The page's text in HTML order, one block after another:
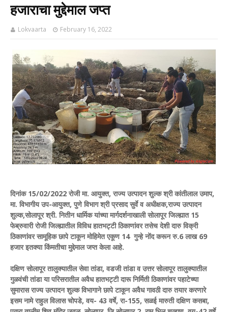
हजाराचा मुद्देमाल जप्त
Lokvaarta February 16, 2022
दिनांक 15/02/2022 रोजी मा. आयुक्त, राज्य उत्पादन शुल्क श्री कांतीलाल उमाप,
मा. विभागीय उप-आयुक्त, पुणे विभाग श्री प्रसाद सुर्वे व अधीक्षक,राज्य उत्पादन
शुल्क,सोलापूर श्री. नितीन धार्मिक यांच्या मार्गदर्शनाखाली सोलापूर जिल्ह्यात 15
फेब्रुवारी रोजी जिल्ह्यातील विविध हातभट्टी ठिकाणांवर तसेच देशी दारु विक्री
ठिकाणांवर सामूहिक छापे टाकून मोहिमेत एकूण 14 गुन्हे नोंद करून रु.6 लाख 69
हजार इतक्या किंमतीचा मुद्देमाल जप्त केला आहे.
दक्षिण सोलापूर तालुक्यातील सेवा तांडा, वडजी तांडा व उत्तर सोलापूर तालुक्यातील
गुळवंची तांडा या परिसरातील अवैध हातभट्टी दारू निर्मिती ठिकाणांवर पहाटेच्या
सुमारास राज्य उत्पादन शुल्क विभागाने छापे टाकून अवैध गावठी दारु तयार करणारे
इसम नामे राहुल विलास चोपडे, वय- 43 वर्षे, रा-155, सळई मारुती दक्षिण कसबा,